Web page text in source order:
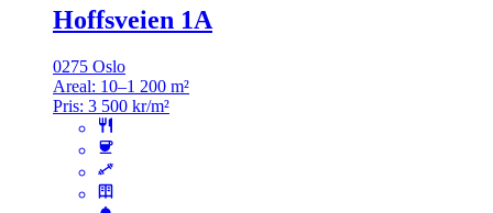
Hoffsveien 1A
0275 Oslo
Areal: 10–1 200 m²
Pris: 3 500 kr/m²